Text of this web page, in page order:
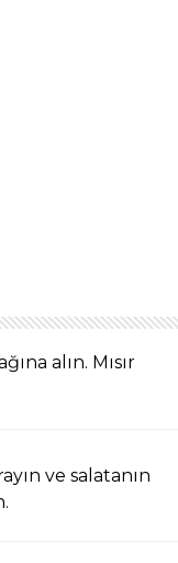
alın. Mısır
ve salatanın